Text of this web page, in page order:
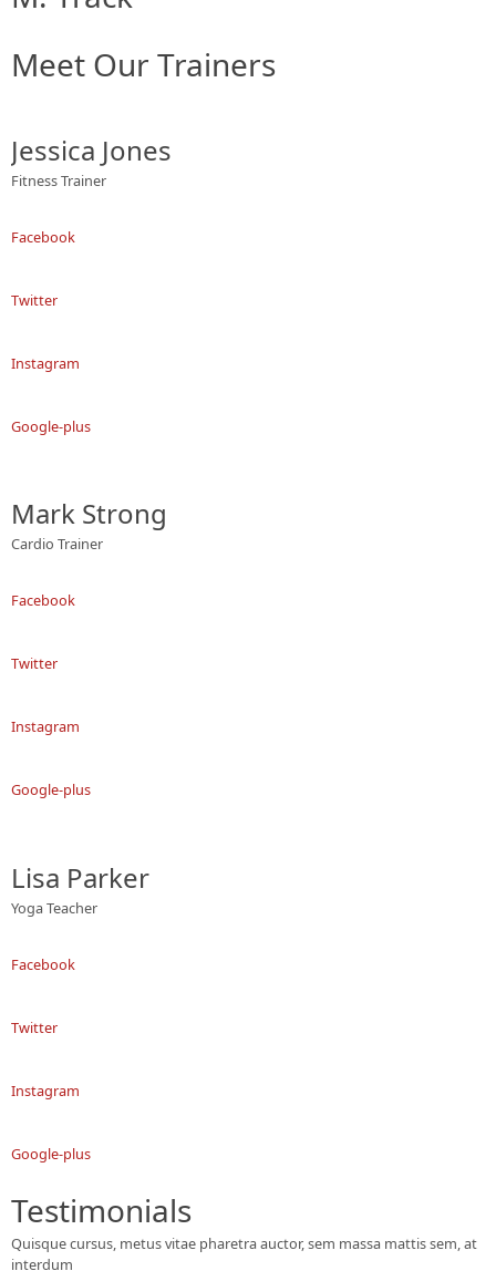
Meet Our Trainers
Jessica Jones
Fitness Trainer
Facebook
Twitter
Instagram
Google-plus
Mark Strong
Cardio Trainer
Facebook
Twitter
Instagram
Google-plus
Lisa Parker
Yoga Teacher
Facebook
Twitter
Instagram
Google-plus
Testimonials
Quisque cursus, metus vitae pharetra auctor, sem massa mattis sem, at
interdum